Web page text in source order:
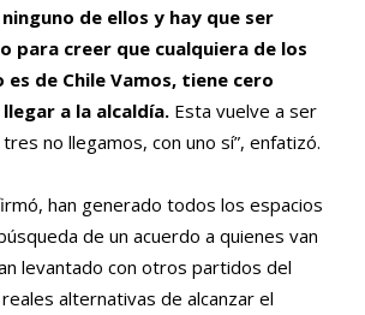
de ellos y hay que ser
para creer que cualquiera de los
de Chile Vamos, tiene cero
a la alcaldía. Esta vuelve a ser
no llegamos, con uno sí”, enfatizó.
han generado todos los espacios
de un acuerdo a quienes van
levantado con otros partidos del
alternativas de alcanzar el